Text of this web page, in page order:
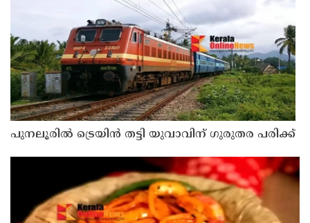
പുനലൂരിൽ ട്രെയിൻ തട്ടി യുവാവിന് ഗുരുതര പരിക്ക്